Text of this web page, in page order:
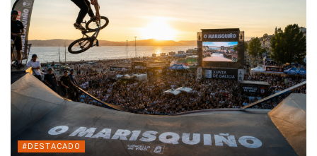
#DESTACADO